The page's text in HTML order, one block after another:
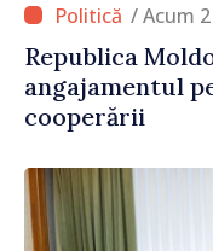
/ Acum
Republica
angajamentul
cooperării